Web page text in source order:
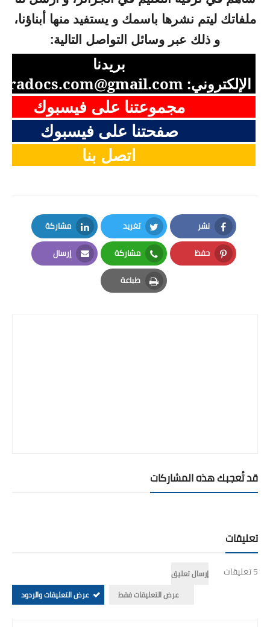
ملفاتك ليتم نشرها باسمك و يستفيد منها أبناؤنا،
و ذلك عبر وسائل التواصل التالية:
بريدنا
الإلكتروني:
مجموعتنا على فيسبوك
صفحتنا على فيسبوك
اتصل بنا
نشر
Facebook
تغريد
Twitter
مشاركة
LinkedIn
حفظ
Pinterest
مشاركة
Whatsapp
إرسال
Email
طباعة
Print
قد تُعجبك هذه المشاركات
تعليقات
5 تعليقات
إرسال تعليق
عرض التعليقات فقط
عرض التعليقات والردود